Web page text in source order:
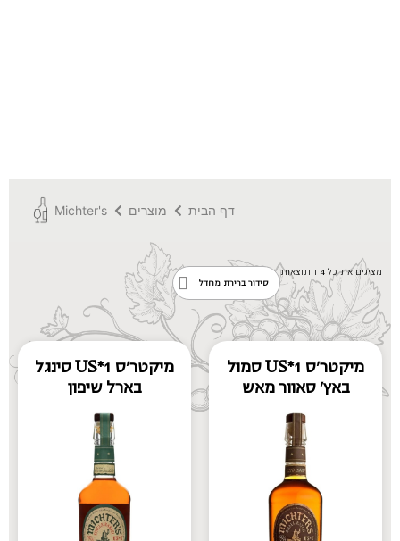
דף הבית מוצרים Michter's
מציגים את כל ⁦4⁩ התוצאות
מיקטר'ס US*1 סמול
באץ' סאוור מאש
מיקטר'ס US*1 סינגל
בארל שיפון